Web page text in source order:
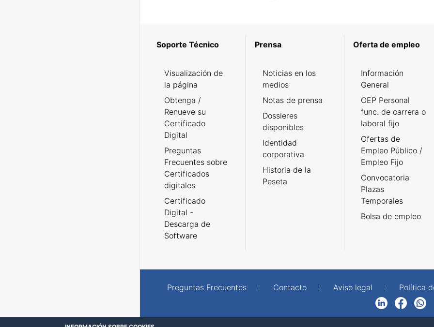
Soporte Técnico
Visualización de
la página
Obtenga /
Renueve su
Certificado
Digital
Preguntas
Frecuentes sobre
Certificados
digitales
Certificado
Digital -
Descarga de
Software
Prensa
Noticias en los
medios
Notas de prensa
Dossieres
disponibles
Identidad
corporativa
Historia de la
Peseta
Oferta de empleo
Información
General
OEP Personal
func. de carrera o
laboral fijo
Ofertas de
Empleo Público /
Empleo Fijo
Convocatoria
Plazas
Temporales
Bolsa de empleo
Preguntas Frecuentes Contacto Aviso legal Política
FacebookWhatsApp